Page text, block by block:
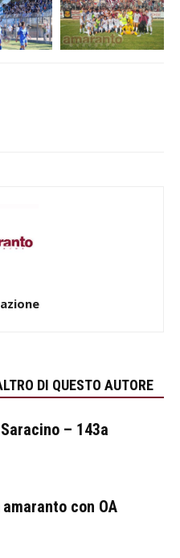
DI QUESTO AUTORE
– 143a
con OA